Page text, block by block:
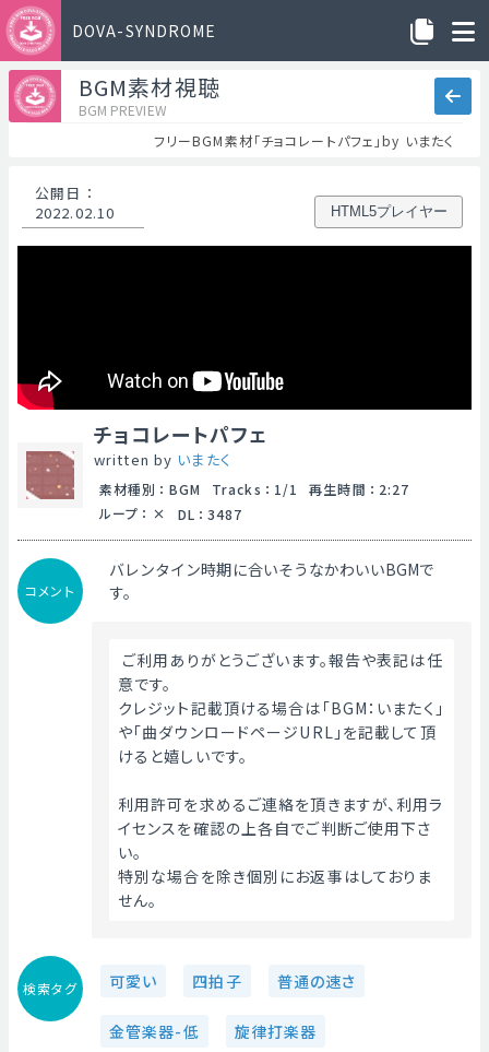
DOVA-SYNDROME
BGM素材視聴
BGM PREVIEW
フリーBGM素材「チョコレートパフェ」by いまたく
公開日 ：
2022.02.10
HTML5プレイヤー
チョコレートパフェ
written by いまたく
素材種別 ： BGM Tracks ： 1/1 再生時間 ： 2:27
ループ ： DL ： 3487
コメント
バレンタイン時期に合いそうなかわいいBGMで
す。
意です。
クレジット記載頂ける場合は「BGM：いまたく」
や「曲ダウンロードページURL」を記載して頂
けると嬉しいです。
利用許可を求めるご連絡を頂きますが、利用ラ
イセンスを確認の上各自でご判断ご使用下さ
い。
特別な場合を除き個別にお返事はしておりま
せん。
検索タグ 可愛い 四拍子 普通の速さ
金管楽器-低 旋律打楽器